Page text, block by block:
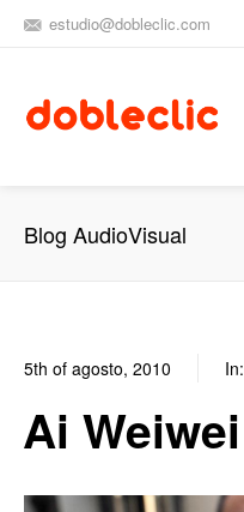
estudio@dobleclic.com
Blog AudioVisual
5th of agosto, 2010 In:
Ai Weiwei